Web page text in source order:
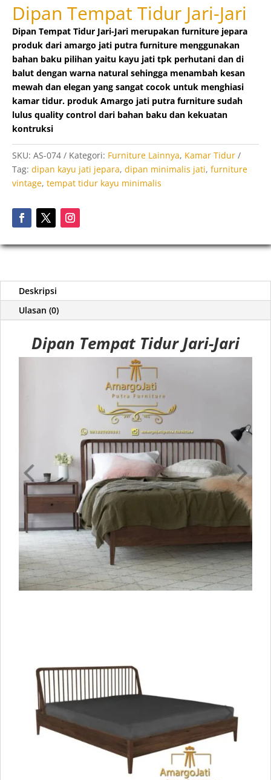
Dipan Tempat Tidur Jari-Jari
Dipan Tempat Tidur Jari-Jari merupakan furniture jepara
produk dari amargo jati putra furniture menggunakan
bahan baku pilihan yaitu kayu jati tpk perhutani dan di
balut dengan warna natural sehingga menambah kesan
mewah dan elegan yang sangat cocok untuk menghiasi
kamar tidur. produk Amargo jati putra furniture sudah
lulus quality control dari bahan baku dan kekuatan
kontruksi
SKU: AS-074 Kategori: Furniture Lainnya, Kamar Tidur
Tag: dipan kayu jati jepara, dipan minimalis jati, furniture
vintage, tempat tidur kayu minimalis
Deskripsi
Ulasan (0)
Dipan Tempat Tidur Jari-Jari